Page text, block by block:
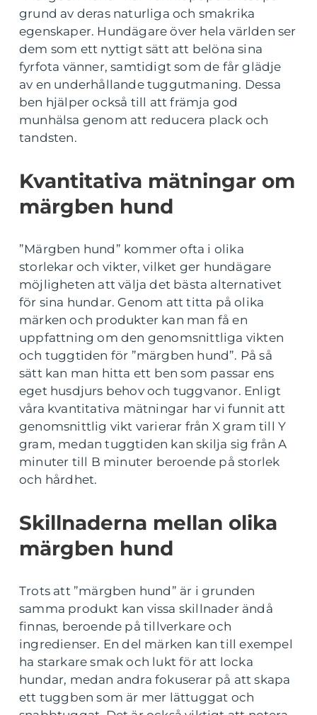
grund av deras naturliga och smakrika
egenskaper. Hundägare över hela världen ser
dem som ett nyttigt sätt att belöna sina
fyrfota vänner, samtidigt som de får glädje
av en underhållande tuggutmaning. Dessa
ben hjälper också till att främja god
munhälsa genom att reducera plack och
tandsten.
Kvantitativa mätningar om
märgben hund
”Märgben hund” kommer ofta i olika
storlekar och vikter, vilket ger hundägare
möjligheten att välja det bästa alternativet
för sina hundar. Genom att titta på olika
märken och produkter kan man få en
uppfattning om den genomsnittliga vikten
och tuggtiden för ”märgben hund”. På så
sätt kan man hitta ett ben som passar ens
eget husdjurs behov och tuggvanor. Enligt
våra kvantitativa mätningar har vi funnit att
genomsnittlig vikt varierar från X gram till Y
gram, medan tuggtiden kan skilja sig från A
minuter till B minuter beroende på storlek
och hårdhet.
Skillnaderna mellan olika
märgben hund
Trots att ”märgben hund” är i grunden
samma produkt kan vissa skillnader ändå
finnas, beroende på tillverkare och
ingredienser. En del märken kan till exempel
ha starkare smak och lukt för att locka
hundar, medan andra fokuserar på att skapa
ett tuggben som är mer lättuggat och